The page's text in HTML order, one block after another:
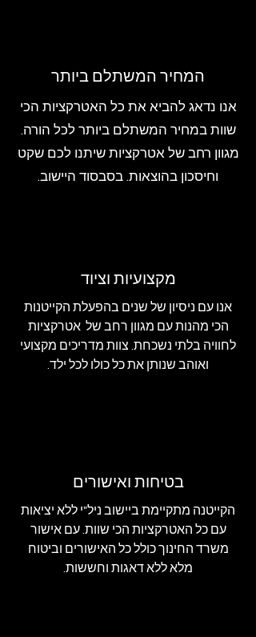
המחיר המשתלם ביותר
אנו נדאג להביא את כל האטרקציות הכי
שוות במחיר המשתלם ביותר לכל הורה.
מגוון רחב של אטרקציות שיתנו לכם שקט
וחיסכון בהוצאות. בסבסוד היישוב.
מקצועיות וציוד
אנו עם ניסיון של שנים בהפעלת הקייטנות
הכי מהנות עם מגוון רחב של אטרקציות
לחוויה בלתי נשכחת. צוות מדריכים מקצועי
ואוהב שנותן את כל כולו לכל ילד.
בטיחות ואישורים
הקייטנה מתקיימת ביישוב ניל"י ללא יציאות
עם כל האטרקציות הכי שוות. עם אישור
משרד החינוך כולל כל האישורים וביטוח
מלא ללא דאגות וחששות.